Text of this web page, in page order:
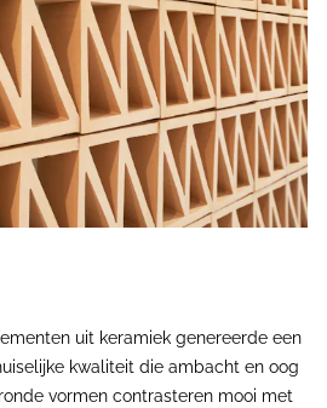
uit keramiek genereerde een
kwaliteit die ambacht en oog
vormen contrasteren mooi met